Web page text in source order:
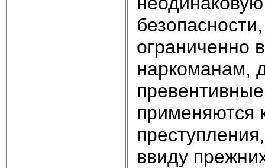
ограниченно
наркоманам,
применяются
ввиду